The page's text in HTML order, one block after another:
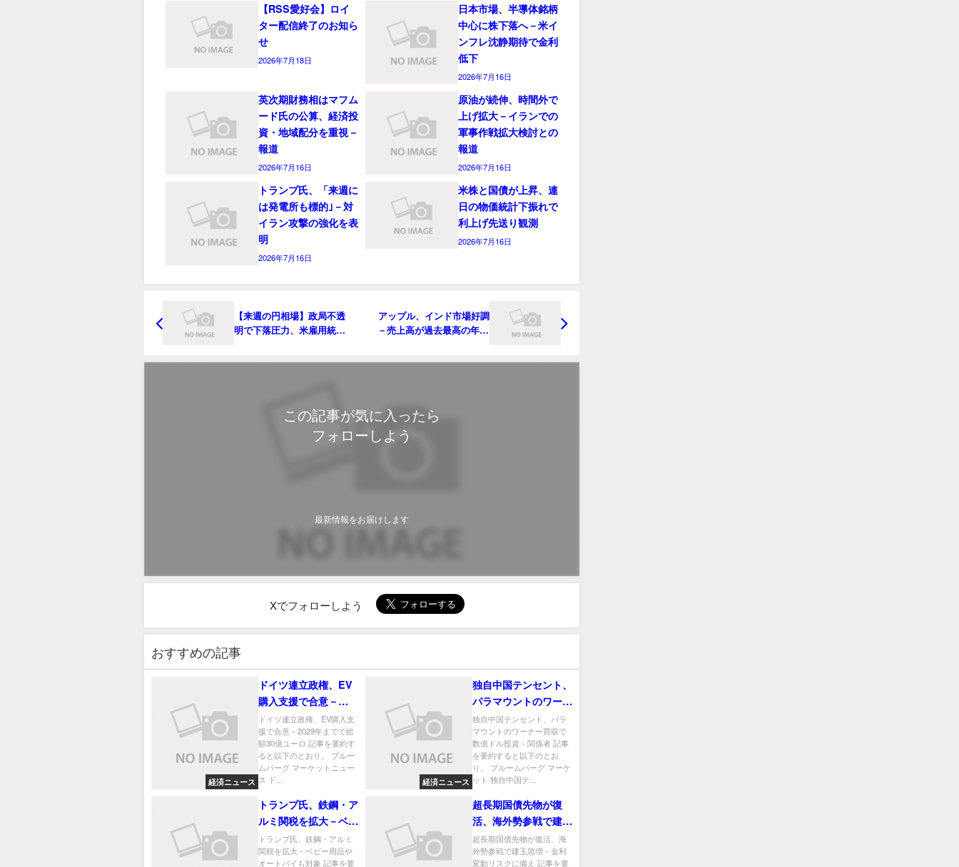
【RSS愛好会】ロイ
ター配信終了のお知ら
せ
2026年7月18日
日本市場、半導体銘柄
中心に株下落へ－米イ
ンフレ沈静期待で金利
低下
2026年7月16日
英次期財務相はマフム
ード氏の公算、経済投
資・地域配分を重視－
報道
2026年7月16日
原油が続伸、時間外で
上げ拡大－イランでの
軍事作戦拡大検討との
報道
2026年7月16日
トランプ氏、「来週に
は発電所も標的｣－対
イラン攻撃の強化を表
明
2026年7月16日
米株と国債が上昇、連
日の物価統計下振れで
利上げ先送り観測
2026年7月16日
【来週の円相場】政局不透
明で下落圧力、米雇用統計
アップル、インド市場好調
－売上高が過去最高の年90
この記事が気に入ったら
フォローしよう
最新情報をお届けします
Xでフォローしよう
おすすめの記事
経済ニュース
ドイツ連立政権、EV
購入支援で合意－
2029年までで総額30
億ユーロ
ドイツ連立政権、EV購入支
援で合意－2029年までで総
額30億ユーロ 記事を要約す
ると以下のとおり。 ブルー
ムバーグ マーケットニュー
ス ド...
経済ニュース
独自中国テンセント、
パラマウントのワーナ
ー買収で数億ドル投資
－関係者
独自中国テンセント、パラ
マウントのワーナー買収で
数億ドル投資－関係者 記事
を要約すると以下のとお
り。 ブルームバーグ マーケ
ット 独自中国テ...
トランプ氏、鉄鋼・ア
ルミ関税を拡大－ベビ
ー用品やオートバイも
対象
トランプ氏、鉄鋼・アルミ
関税を拡大－ベビー用品や
オートバイも対象 記事を要
超長期国債先物が復
活、海外勢参戦で建玉
急増－金利変動リスク
に備え
超長期国債先物が復活、海
外勢参戦で建玉急増－金利
変動リスクに備え 記事を要